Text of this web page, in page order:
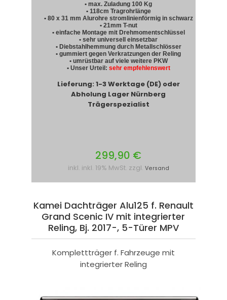
• max. Zuladung 100 Kg
• 118cm Tragrohrlänge
• 80 x 31 mm Alurohre stromlinienförmig in schwarz
• 21mm T-nut
• einfache Montage mit Drehmomentschlüssel
• sehr universell einsetzbar
• Diebstahlhemmung durch Metallschlösser
• gummiert gegen Verkratzungen der Reling
• umrüstbar auf viele weitere PKW
• Unser Urteil: sehr empfehlenswert
Lieferung: 1-3 Werktage (DE) oder
Abholung Lager Nürnberg
Trägerspezialist
299,90 €
inkl. inkl. 19% MwSt. zzgl. Versand
Kamei Dachträger Alu125 f. Renault
Grand Scenic IV mit integrierter
Reling, Bj. 2017-, 5-Türer MPV
Komplettträger f. Fahrzeuge mit
integrierter Reling